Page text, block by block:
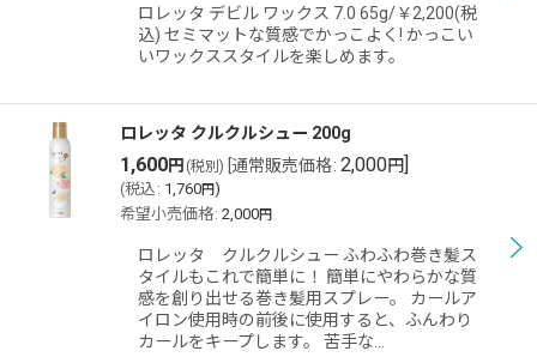
ロレッタ デビル ワックス 7.0 65g/￥2,200(税
込) セミマットな質感でかっこよく! かっこい
いワックススタイルを楽しめます。
ロレッタ クルクルシュー 200g
1,600円 (税別) 通常販売価格: 2,000円]
(税込 : 1,760円)
希望小売価格: 2,000円
ロレッタ クルクルシュー ふわふわ巻き髪ス
タイルもこれで簡単に！ 簡単にやわらかな質
感を創り出せる巻き髪用スプレー。 カールア
イロン使用時の前後に使用すると、ふんわり
カールをキープします。 苦手な…